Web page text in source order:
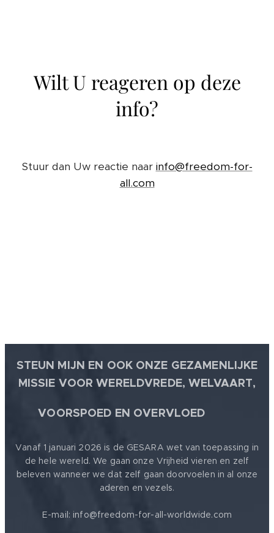
Wilt U reageren op deze
info?
Stuur dan Uw reactie naar info@freedom-for-
all.com
STEUN MIJN EN OOK ONZE GEZAMENLIJKE
MISSIE VOOR WERELDVREDE, WELVAART,
VOORSPOED EN OVERVLOED
Vanaf 1 januari 2026 is de GESARA wet van toepassing in
de hele wereld. We gaan onze Vrijheid vieren en zelf
beleven wanneer we dat zelf gaan doorvoelen in al onze
aderen en vezels.
E-mail: info@freedom-for-all-worldwide.com